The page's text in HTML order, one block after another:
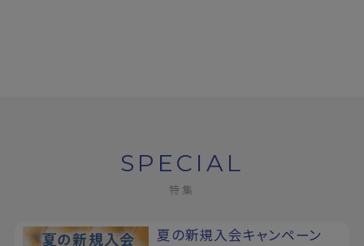
SPECIAL
特集
夏の新規入会キャンペーン